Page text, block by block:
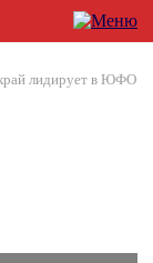
лидирует в ЮФО